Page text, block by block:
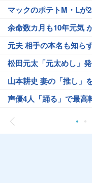
マックのポテトM・Lが
余命数カ月も10年元気
元夫 相手の本名も知ら
松田元太「元太めし」
山本耕史 妻の「推し」
声優4人「踊る」で最高